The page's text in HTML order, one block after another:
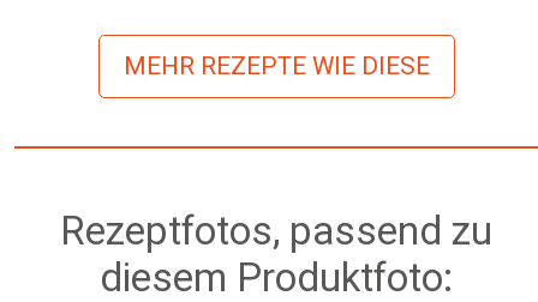
MEHR REZEPTE WIE DIESE
Rezeptfotos, passend zu
diesem Produktfoto: